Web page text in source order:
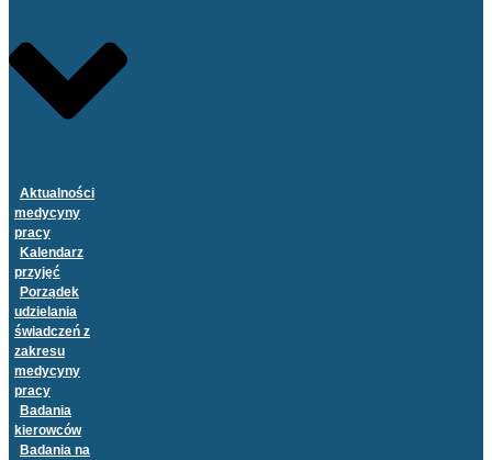
Aktualności
medycyny
pracy
Kalendarz
przyjęć
Porządek
udzielania
świadczeń z
zakresu
medycyny
pracy
Badania
kierowców
Badania na